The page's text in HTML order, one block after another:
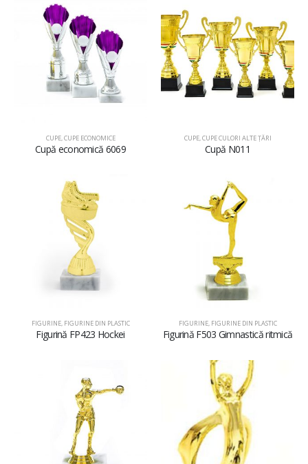
CUPE,CUPE ECONOMICE
Cupă economică 6069
CUPE,CUPE CULORI ALTE ȚĂRI
Cupă N011
FIGURINE, FIGURINE DIN PLASTIC
Figurină FP423 Hockei
FIGURINE, FIGURINE DIN PLASTIC
Figurină F503 Gimnastică ritmică